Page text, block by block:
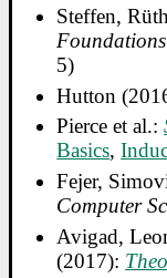
Steffen,
5)
Hutton
Pierce et al.:
Basics,
Fejer,
Computer
Avigad,
(2017):